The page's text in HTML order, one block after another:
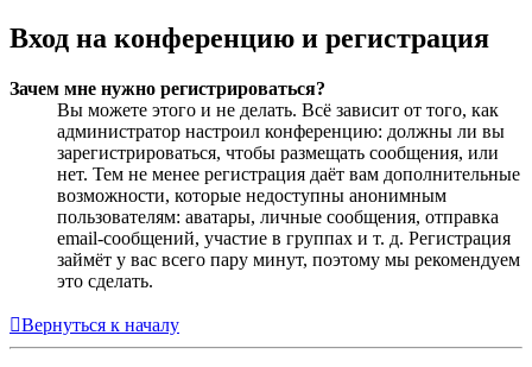
Вход на конференцию и регистрация
Зачем мне нужно регистрироваться?
Вы можете этого и не делать. Всё зависит от того, как
администратор настроил конференцию: должны ли вы
зарегистрироваться, чтобы размещать сообщения, или
нет. Тем не менее регистрация даёт вам дополнительные
возможности, которые недоступны анонимным
пользователям: аватары, личные сообщения, отправка
email-сообщений, участие в группах и т. д. Регистрация
займёт у вас всего пару минут, поэтому мы рекомендуем
это сделать.
Вернуться к началу